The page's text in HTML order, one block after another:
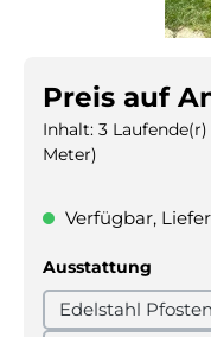
Preis auf
Inhalt: 3
Meter)
Verfügbar,
Ausstattung
Edelstahl